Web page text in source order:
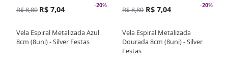
-20%
R$ 8,80 R$ 7,04
Vela Espiral Metalizada Azul
8cm (8uni) - Silver Festas
-20%
R$ 8,80 R$ 7,04
Vela Espiral Metalizada
Dourada 8cm (8uni) - Silver
Festas